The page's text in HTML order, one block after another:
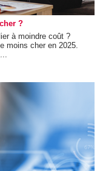
?
à moindre coût ?
moins cher en 2025.